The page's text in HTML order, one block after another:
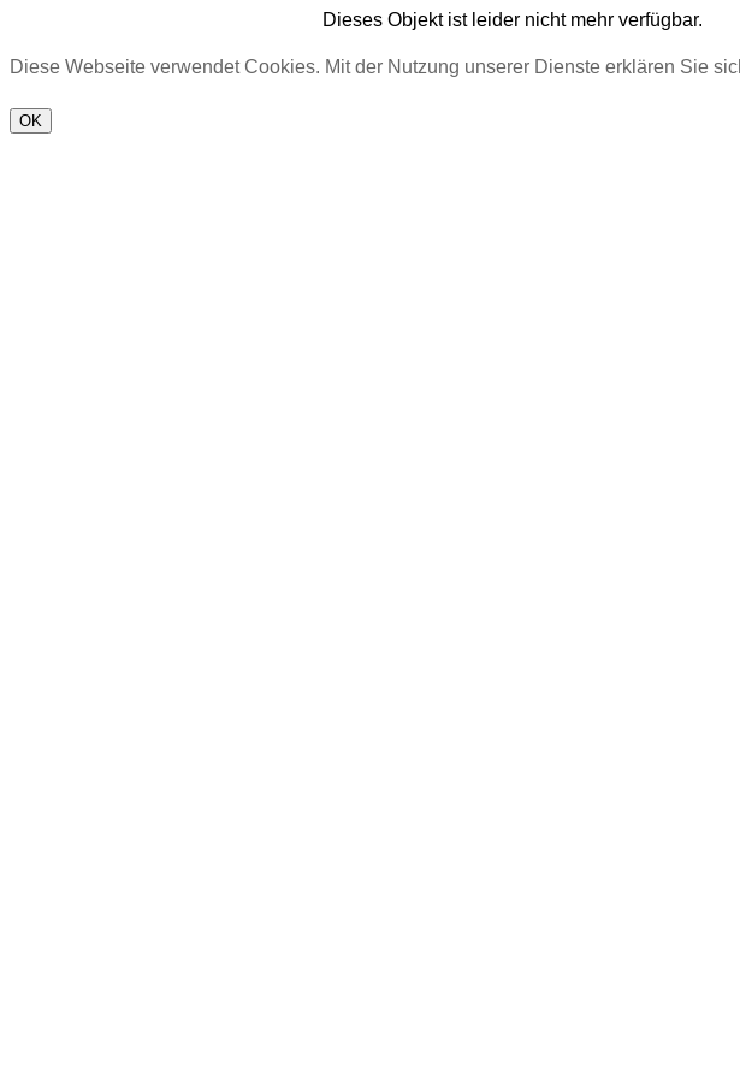
Dieses Objekt ist leider nicht mehr verfügbar.
Diese Webseite verwendet Cookies. Mit der Nutzung unserer Dienste erklären Sie
OK